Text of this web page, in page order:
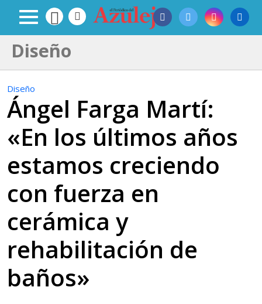
Diseño
Diseño
Ángel Farga Martí:
«En los últimos años
estamos creciendo
con fuerza en
cerámica y
rehabilitación de
baños»